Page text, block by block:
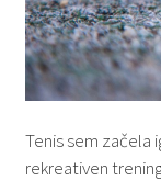
Tenis sem začela
rekreativen